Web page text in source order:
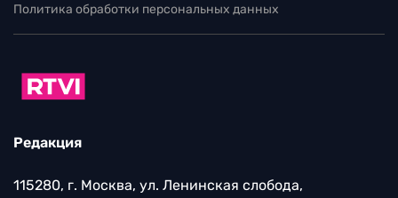
Политика обработки персональных данных
Редакция
115280, г. Москва, ул. Ленинская слобода,